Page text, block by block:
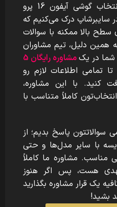
بسیار خوشحالیم که به انتخاب گوشی آیفون 16 پرو
سایبرشاپ درک می‌کنیم که
بالا ممکنه با سوالات
همین دلیل، تیم مشاوران
شما در یک
مشاوره رایگان 5
تمامی اطلاعات لازم رو
کنید. با این مشاوره،
کاملاً متناسب با
سوالاتتون پاسخ بدیم؛ از
با سایر مدل‌ها و حتی
مناسب. مشاوره ما کاملاً
هست، پس اگر هنوز
یک قرار مشاوره بگذارید
بشید!